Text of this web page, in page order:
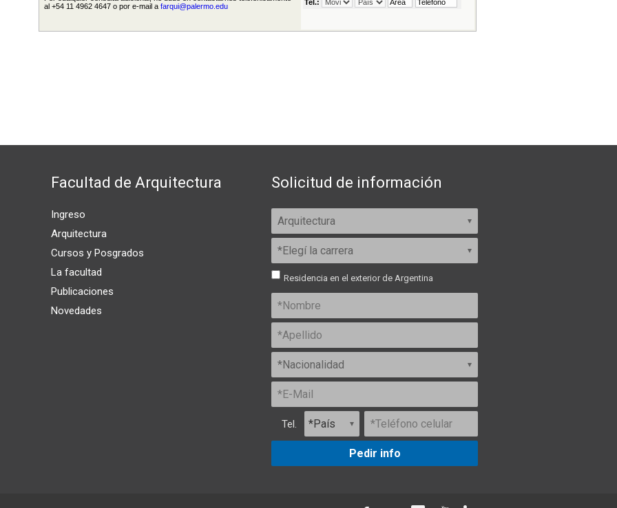
Facultad de Arquitectura
Ingreso
Arquitectura
Cursos y Posgrados
La facultad
Publicaciones
Novedades
Solicitud de información
Residencia en el exterior de Argentina
Tel.
Pedir info